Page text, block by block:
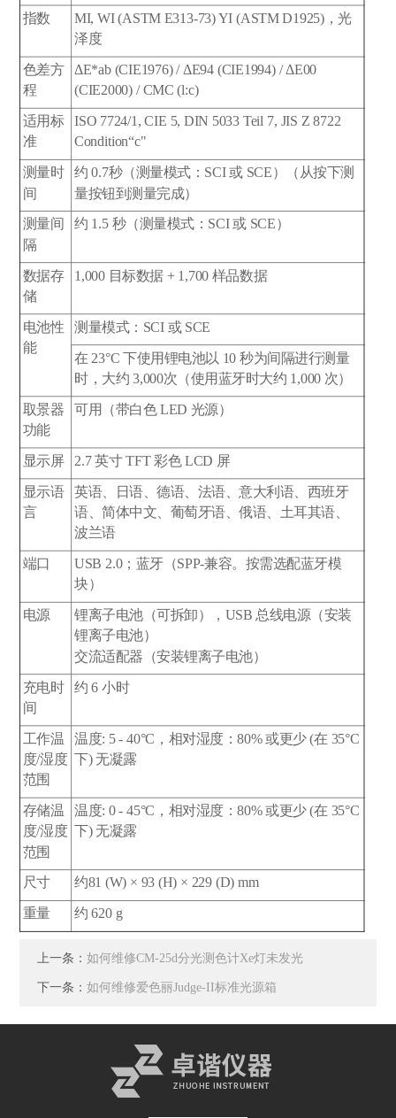
指数
MI, WI (ASTM E313-73) YI (ASTM D1925)，光
泽度
色差方
程
ΔE*ab (CIE1976) / ΔE94 (CIE1994) / ΔE00
(CIE2000) / CMC (l:c)
适用标
准
ISO 7724/1, CIE 5, DIN 5033 Teil 7, JIS Z 8722
Condition“c"
测量时
间
约 0.7秒（测量模式：SCI 或 SCE）（从按下测
量按钮到测量完成）
测量间
隔
约 1.5 秒（测量模式：SCI 或 SCE）
数据存
储
1,000 目标数据 + 1,700 样品数据
电池性
能
测量模式：SCI 或 SCE
在 23°C 下使用锂电池以 10 秒为间隔进行测量
时，大约 3,000次（使用蓝牙时大约 1,000 次）
取景器
功能
可用（带白色 LED 光源）
显示屏 2.7 英寸 TFT 彩色 LCD 屏
显示语
言
英语、日语、德语、法语、意大利语、西班牙
语、简体中文、葡萄牙语、俄语、土耳其语、
波兰语
端口
USB 2.0；蓝牙（SPP-兼容。按需选配蓝牙模
块）
电源
锂离子电池（可拆卸），USB 总线电源（安装
锂离子电池）
交流适配器（安装锂离子电池）
充电时
间
约 6 小时
工作温
度/湿度
范围
温度: 5 - 40°C，相对湿度：80% 或更少 (在 35°C
下) 无凝露
存储温
度/湿度
范围
温度: 0 - 45°C，相对湿度：80% 或更少 (在 35°C
下) 无凝露
尺寸 约81 (W) × 93 (H) × 229 (D) mm
重量 约 620 g
上一条：如何维修CM-25d分光测色计Xe灯未发光
下一条：如何维修爱色丽Judge-II标准光源箱